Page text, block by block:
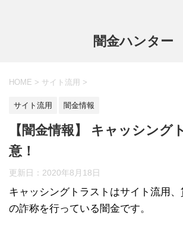
闇金ハンター
HOME > サイト流用 >
サイト流用 闇金情報
【闇金情報】 キャッシング
意！
更新日： 2020年8月18日
キャッシングトラストはサイト流用
の詐称を行っている闇金です。